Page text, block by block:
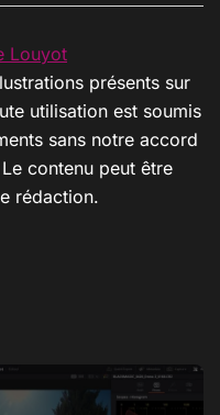
Louyot
présents sur
utilisation est soumis
sans notre accord
contenu peut être
rédaction.